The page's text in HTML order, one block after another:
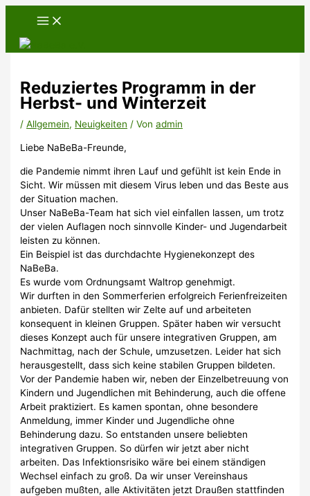
springen
Reduziertes Programm in der
Herbst- und Winterzeit
/Allgemein, Neuigkeiten / Vonadmin
Liebe NaBeBa-Freunde,
die Pandemie nimmt ihren Lauf und gefühlt ist kein Ende in
Sicht. Wir müssen mit diesem Virus leben und das Beste aus
der Situation machen.
Unser NaBeBa-Team hat sich viel einfallen lassen, um trotz
der vielen Auflagen noch sinnvolle Kinder- und Jugendarbeit
leisten zu können.
Ein Beispiel ist das durchdachte Hygienekonzept des
NaBeBa.
Es wurde vom Ordnungsamt Waltrop genehmigt.
Wir durften in den Sommerferien erfolgreich Ferienfreizeiten
anbieten. Dafür stellten wir Zelte auf und arbeiteten
konsequent in kleinen Gruppen. Später haben wir versucht
dieses Konzept auch für unsere integrativen Gruppen, am
Nachmittag, nach der Schule, umzusetzen. Leider hat sich
herausgestellt, dass sich keine stabilen Gruppen bildeten.
Vor der Pandemie haben wir, neben der Einzelbetreuung von
Kindern und Jugendlichen mit Behinderung, auch die offene
Arbeit praktiziert. Es kamen spontan, ohne besondere
Anmeldung, immer Kinder und Jugendliche ohne
Behinderung dazu. So entstanden unsere beliebten
integrativen Gruppen. So dürfen wir jetzt aber nicht
arbeiten. Das Infektionsrisiko wäre bei einem ständigen
Wechsel einfach zu groß. Da wir unser Vereinshaus
aufgeben mußten, alle Aktivitäten jetzt Draußen stattfinden